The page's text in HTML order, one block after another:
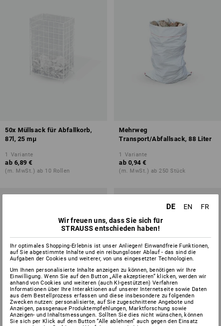
50x Müllsack für Abfallkorb,
87l, 25 mμ
1 Variante
ab 6,89 €
(m. MwSt.) ab 10 Rollen
Mehrweg
Transport/Abfallsack, 88 Liter
1 Variante
ab 0,94 €
(m. MwSt.) ab 250 Stück
DE EN
FR
Wir freuen uns, dass Sie sich für
STRAUSS entschieden haben!
Ihr optimales Shopping-Erlebnis ist unser Anliegen! Einwandfreie Funktionen,
auf Sie abgestimmte Inhalte und ein reibungsloser Ablauf - das sind die
Aufgaben der Cookies und weiterer, von uns eingesetzter Technologien.
Um Ihnen personalisierte Inhalte anzeigen zu können, benötigen wir Ihre
Einwilligung. Wenn Sie auf den Button „Alle akzeptieren“ klicken, werden wir
anhand von Cookies und weiteren (auch KI-gestützten) Verfahren
Informationen über Ihre Interaktionen auf unserer Internetseite sowie Daten
aus dem Bestellprozess erfassen und diese insbesondere zu folgenden
Zwecken nutzen: personalisierte, auf Sie zugeschnittene Angebote und
Anzeigen, passgenaue Produktempfehlungen, Marktforschung sowie
Anzeigen- und Inhaltsmessungen. Sollten Sie dies nicht wünschen, können
Sie sich per Klick auf den Button “Alle ablehnen” auch gegen den Einsatz